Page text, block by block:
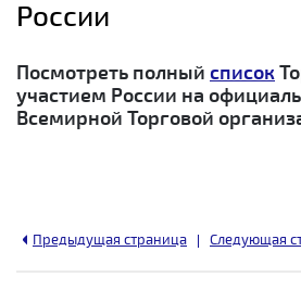
России
Посмотреть полный список
участием России на
Всемирной Торговой
Предыдущая страница Следующая